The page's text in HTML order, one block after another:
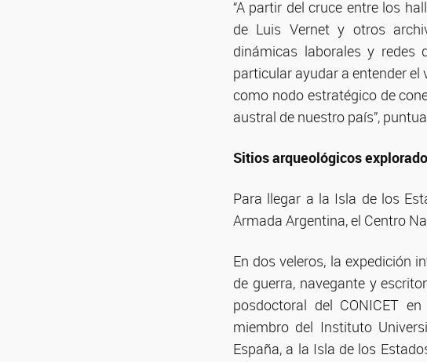
“A partir del cruce entre los
de Luis Vernet y otros
dinámicas laborales y redes
particular ayudar a entender
como nodo estratégico de
austral de nuestro país”,
Sitios arqueológicos
Para llegar a la Isla de los
Armada Argentina, el Centro
En dos veleros, la expedición
de guerra, navegante y
posdoctoral del CONICET
miembro del Instituto
España, a la Isla de los